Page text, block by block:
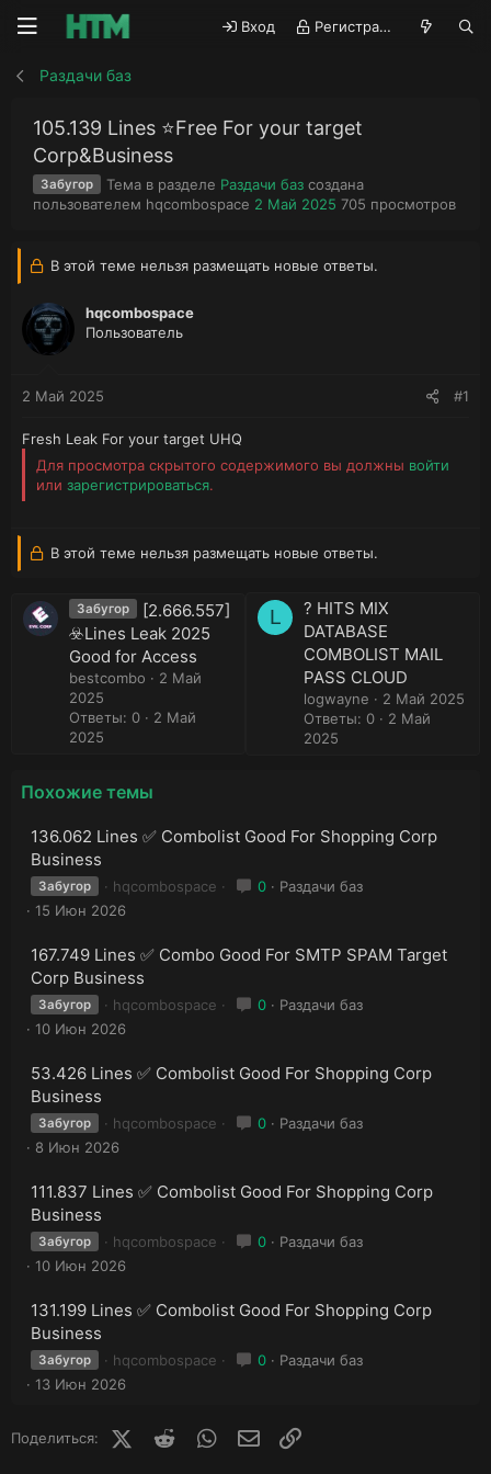
Вход Регистрация
Раздачи баз
105.139 Lines ⭐️Free For your target
Corp&Business
Забугор Тема в разделе Раздачи базсоздана
пользователем А
о
е
м
hqcombospace Д
а
2 Май 2025 П
с
705 просмотров
В этой теме нельзя размещать новые ответы.
hqcombospace
Пользователь
2 Май 2025 #1
Fresh Leak For your target UHQ
Для просмотра скрытого содержимого вы должны войти
или зарегистрироваться.
В этой теме нельзя размещать новые ответы.
Забугор
[2.666.557]
☣️Lines Leak 2025
Good for Access
bestcombo
2 Май
2025
Ответы: 0
2 Май
2025
L
? HITS MIX
DATABASE
COMBOLIST MAIL
PASS CLOUD
logwayne
2 Май 2025
Ответы: 0
2 Май
2025
Похожие темы
136.062 Lines ✅ Combolist Good For Shopping Corp
Business
Забугор hqcombospace 0
Раздачи баз
15 Июн 2026
167.749 Lines ✅ Combo Good For SMTP SPAM Target
Corp Business
Забугор hqcombospace 0
Раздачи баз
10 Июн 2026
53.426 Lines ✅ Combolist Good For Shopping Corp
Business
Забугор hqcombospace 0
Раздачи баз
8 Июн 2026
111.837 Lines ✅ Combolist Good For Shopping Corp
Business
Забугор hqcombospace 0
Раздачи баз
10 Июн 2026
131.199 Lines ✅ Combolist Good For Shopping Corp
Business
Забугор hqcombospace 0
Раздачи баз
13 Июн 2026
Поделиться: X (Twitter)Reddit WhatsApp
E-mail